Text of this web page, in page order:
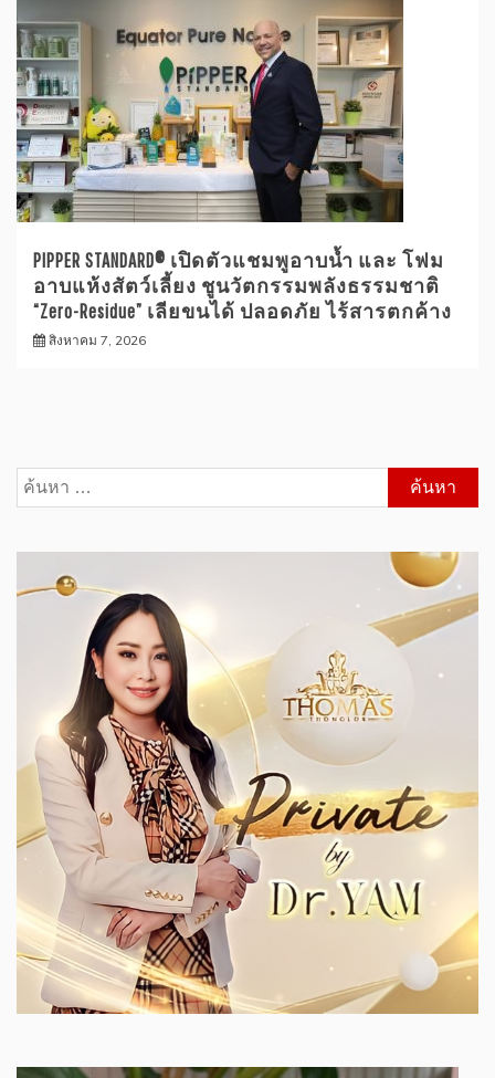
PIPPER STANDARD® เปิดตัวแชมพูอาบน้ำ และ โฟม
อาบแห้งสัตว์เลี้ยง ชูนวัตกรรมพลังธรรมชาติ
“Zero-Residue” เลียขนได้ ปลอดภัย ไร้สารตกค้าง
สิงหาคม 7, 2026
ค้นหา
สำหรับ: